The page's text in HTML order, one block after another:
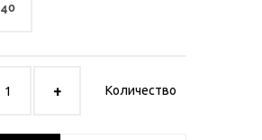
40
Количество